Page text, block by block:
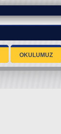
OKULUMUZ